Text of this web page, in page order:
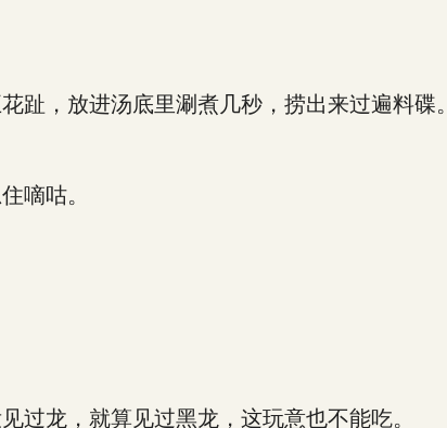
，放进汤底里涮煮几秒，捞出来过遍料碟。
嘀咕。
龙，就算见过黑龙，这玩意也不能吃。